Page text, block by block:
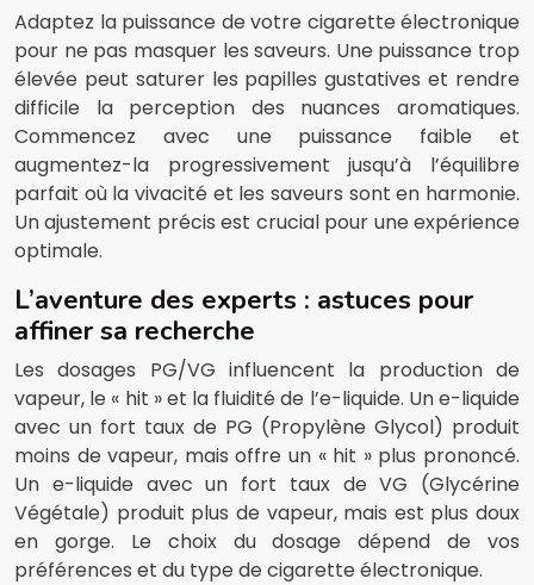
Adaptez la puissance de votre cigarette électronique
pour ne pas masquer les saveurs. Une puissance trop
élevée peut saturer les papilles gustatives et rendre
difficile la perception des nuances aromatiques.
Commencez avec une puissance faible et
augmentez-la progressivement jusqu’à l’équilibre
parfait où la vivacité et les saveurs sont en harmonie.
Un ajustement précis est crucial pour une expérience
optimale.
L’aventure des experts : astuces pour
affiner sa recherche
Les dosages PG/VG influencent la production de
vapeur, le « hit » et la fluidité de l’e-liquide. Un e-liquide
avec un fort taux de PG (Propylène Glycol) produit
moins de vapeur, mais offre un « hit » plus prononcé.
Un e-liquide avec un fort taux de VG (Glycérine
Végétale) produit plus de vapeur, mais est plus doux
en gorge. Le choix du dosage dépend de vos
préférences et du type de cigarette électronique.